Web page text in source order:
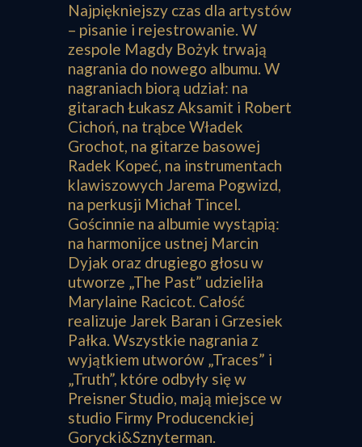
Najpiękniejszy czas dla artystów
– pisanie i rejestrowanie. W
zespole Magdy Bożyk trwają
nagrania do nowego albumu. W
nagraniach biorą udział: na
gitarach Łukasz Aksamit i Robert
Cichoń, na trąbce Władek
Grochot, na gitarze basowej
Radek Kopeć, na instrumentach
klawiszowych Jarema Pogwizd,
na perkusji Michał Tincel.
Gościnnie na albumie wystąpią:
na harmonijce ustnej Marcin
Dyjak oraz drugiego głosu w
utworze „The Past” udzieliła
Marylaine Racicot. Całość
realizuje Jarek Baran i Grzesiek
Pałka. Wszystkie nagrania z
wyjątkiem utworów „Traces” i
„Truth”, które odbyły się w
Preisner Studio, mają miejsce w
studio Firmy Producenckiej
Gorycki&Sznyterman.